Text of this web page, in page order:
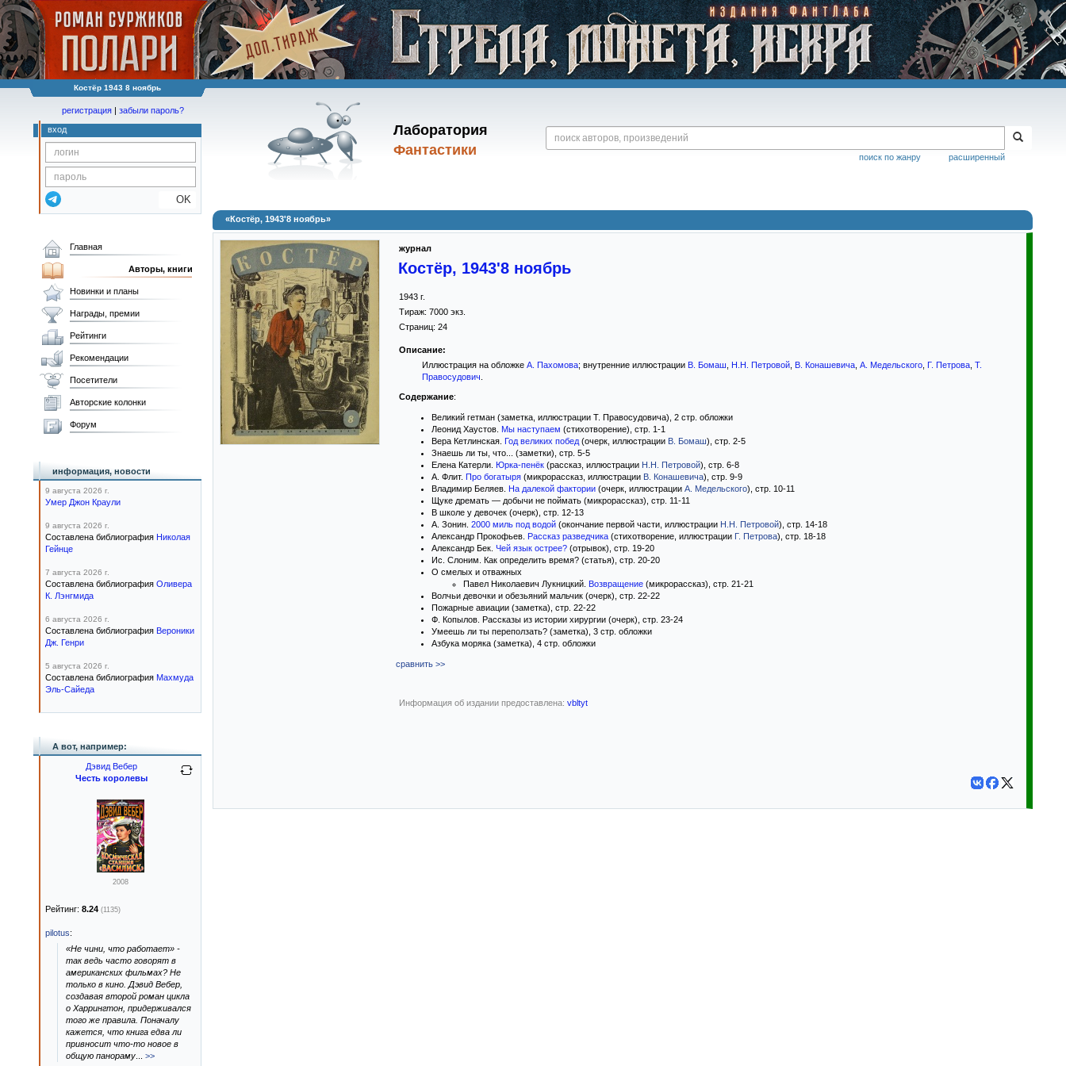
Костёр 1943 8 ноябрь
Лаборатория
Фантастики
расширенный
поиск по жанру
регистрация | забыли пароль?
вход
OK
«Костёр, 1943'8 ноябрь»
журнал
Костёр, 1943'8 ноябрь
1943 г.
Тираж: 7000 экз.
Страниц: 24
Описание:
Иллюстрация на обложке А. Пахомова; внутренние иллюстрации В. Бомаш Н.Н. Петровой, В. Конашевича, А. Медельского, Г. Петрова, Т.
Правосудович
Содержание:
Великий гетман (заметка, иллюстрации Т. Правосудовича), 2 стр. обложки
Леонид Хаустов. Мы наступаем (стихотворение), стр. 1-1
Вера Кетлинская. Год великих побед (очерк, иллюстрации В. Бомаш), стр. 2-5
Знаешь ли ты, что... (заметки), стр. 5-5
Елена Катерли. Юрка-пенёк (рассказ, иллюстрации Н.Н. Петровой), стр. 6-8
А. Флит. Про богатыря (микрорассказ, иллюстрации В. Конашевича), стр. 9-9
Владимир Беляев. На далекой фактории (очерк, иллюстрации А. Медельского), стр. 10-11
Щуке дремать — добычи не поймать (микрорассказ), стр. 11-11
В школе у девочек (очерк), стр. 12-13
А. Зонин. 2000 миль под водой (окончание первой части, иллюстрации Н.Н. Петровой), стр. 14-18
Александр Прокофьев. Рассказ разведчика (стихотворение, иллюстрации Г. Петрова), стр. 18-18
Александр Бек. Чей язык острее? (отрывок), стр. 19-20
Ис. Слоним. Как определить время? (статья), стр. 20-20
О смелых и отважных
Павел Николаевич Лукницкий. Возвращение (микрорассказ), стр. 21-21
Волчьи девочки и обезьяний мальчик (очерк), стр. 22-22
Пожарные авиации (заметка), стр. 22-22
Ф. Копылов. Рассказы из истории хирургии (очерк), стр. 23-24
Умеешь ли ты переползать? (заметка), 3 стр. обложки
Азбука моряка (заметка), 4 стр. обложки
сравнить >>
Информация об издании предоставлена: vbltyt
Главная
Авторы, книги
Новинки и планы
Награды, премии
Рейтинги
Рекомендации
Посетители
Авторские колонки
Форум
информация, новости
9 августа 2026 г.
Умер Джон Краули
9 августа 2026 г.
Составлена библиография Николая
Гейнце
7 августа 2026 г.
Составлена библиография Оливера
К. Лэнгмида
6 августа 2026 г.
Составлена библиография Вероники
Дж. Генри
5 августа 2026 г.
Составлена библиография Махмуда
Эль-Сайеда
А вот, например:
Дэвид Вебер
Честь королевы
2008
Рейтинг: 8.24 (1135)
pilotus:
«Не чини, что работает» -
так ведь часто говорят в
американских фильмах? Не
только в кино. Дэвид Вебер,
создавая второй роман цикла
о Харрингтон, придерживался
того же правила. Поначалу
кажется, что книга едва ли
привносит что-то новое в
общую панораму
>>